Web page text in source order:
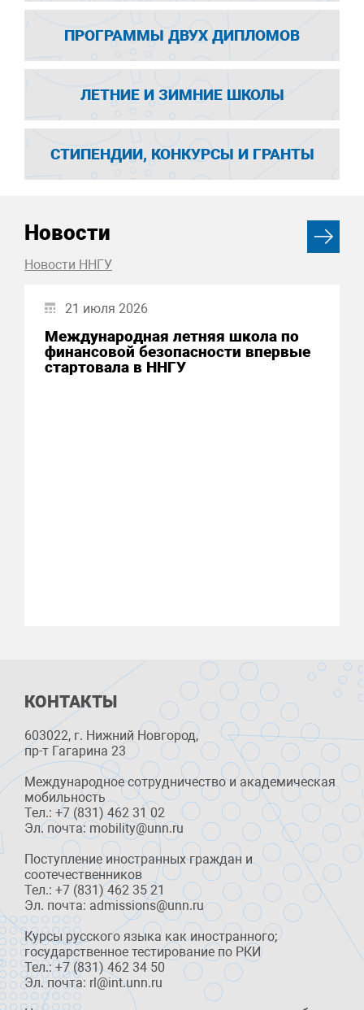
ПРОГРАММЫ ДВУХ ДИПЛОМОВ
ЛЕТНИЕ И ЗИМНИЕ ШКОЛЫ
СТИПЕНДИИ, КОНКУРСЫ И ГРАНТЫ
Новости
Новости ННГУ
21 июля 2026
Международная летняя школа по
финансовой безопасности впервые
стартовала в ННГУ
КОНТАКТЫ
603022, г. Нижний Новгород,
пр-т Гагарина 23
Международное сотрудничество и академическая
мобильность
Тел.: +7 (831) 462 31 02
Эл. почта: mobility@unn.ru
Поступление иностранных граждан и
соотечественников
Тел.: +7 (831) 462 35 21
Эл. почта: admissions@unn.ru
Курсы русского языка как иностранного;
государственное тестирование по РКИ
Тел.: +7 (831) 462 34 50
Эл. почта: rl@int.unn.ru